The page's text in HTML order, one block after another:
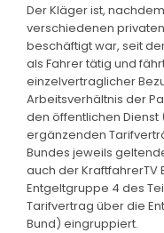
Der Kläger ist,
verschiedenen
beschäftigt war, seit
als Fahrer tätig und
einzelvertraglicher
Arbeitsverhältnis der
den öffentlichen Dienst
ergänzenden
Bundes jeweils
auch der KraftfahrerTV
Entgeltgruppe 4 des
Tarifvertrag über die
Bund) eingruppiert.